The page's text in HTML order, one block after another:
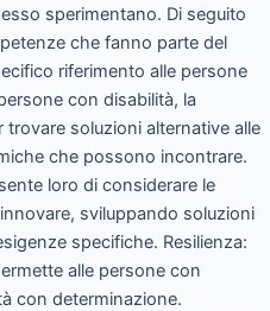
sperimentano. Di seguito
che fanno parte del
riferimento alle persone
con disabilità, la
soluzioni alternative alle
che possono incontrare.
loro di considerare le
sviluppando soluzioni
specifiche. Resilienza:
alle persone con
con determinazione.